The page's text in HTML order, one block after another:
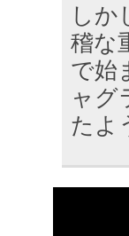
しか
稽な
で始
ャグ
たよ